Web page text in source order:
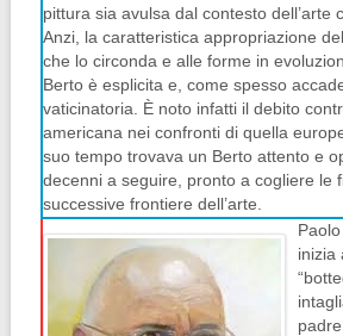
pittura sia avulsa dal contesto dell’arte
Anzi, la caratteristica appropriazione
che lo circonda e alle forme in
Berto è esplicita e, come spesso accade
vaticinatoria. È noto infatti il debito
americana nei confronti di quella
suo tempo trovava un Berto attento e
decenni a seguire, pronto a cogliere le
successive frontiere dell’arte.
Paolo
inizia